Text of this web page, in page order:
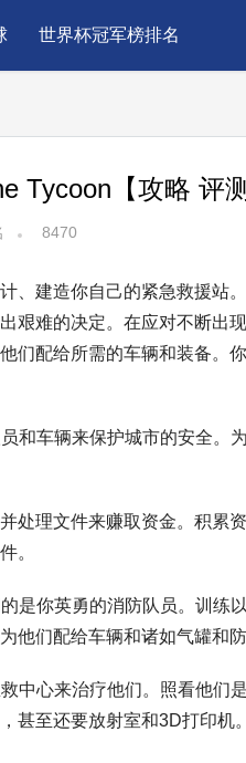
世界杯冠军榜排名
Tycoon【攻略 评
8470
、建造你自己的紧急救援站
艰难的决定。在应对不断出
们配给所需的车辆和装备。
和车辆来保护城市的安全。
处理文件来赚取资金。积累
。
是你英勇的消防队员。训练
他们配给车辆和诸如气罐和
中心来治疗他们。照看他们
甚至还要放射室和3D打印机。